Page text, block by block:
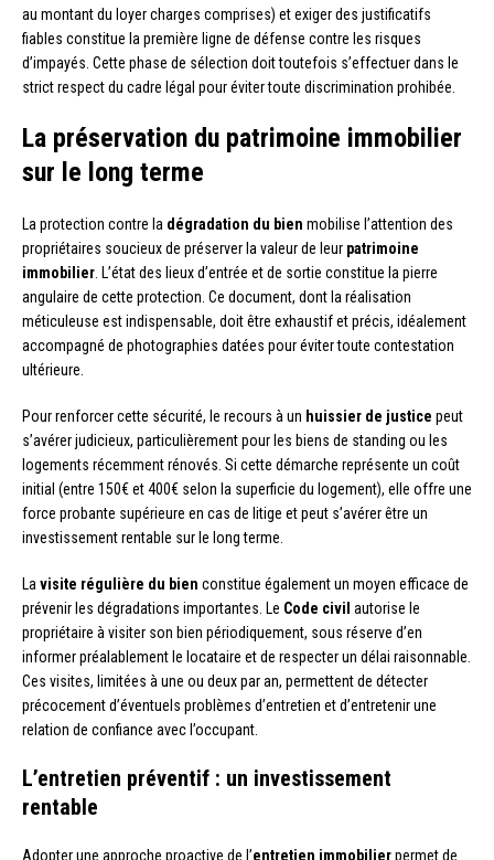
au montant du loyer charges comprises) et exiger des justificatifs
fiables constitue la première ligne de défense contre les risques
d’impayés. Cette phase de sélection doit toutefois s’effectuer dans le
strict respect du cadre légal pour éviter toute discrimination prohibée.
La préservation du patrimoine immobilier
sur le long terme
La protection contre la dégradation du bien mobilise l’attention des
propriétaires soucieux de préserver la valeur de leur patrimoine
immobilier . L’état des lieux d’entrée et de sortie constitue la pierre
angulaire de cette protection. Ce document, dont la réalisation
méticuleuse est indispensable, doit être exhaustif et précis, idéalement
accompagné de photographies datées pour éviter toute contestation
ultérieure.
Pour renforcer cette sécurité, le recours à un huissier de justice peut
s’avérer judicieux, particulièrement pour les biens de standing ou les
logements récemment rénovés. Si cette démarche représente un coût
initial (entre 150€ et 400€ selon la superficie du logement), elle offre une
force probante supérieure en cas de litige et peut s’avérer être un
investissement rentable sur le long terme.
La visite régulière du bien constitue également un moyen efficace de
prévenir les dégradations importantes. Le Code civil autorise le
propriétaire à visiter son bien périodiquement, sous réserve d’en
informer préalablement le locataire et de respecter un délai raisonnable.
Ces visites, limitées à une ou deux par an, permettent de détecter
précocement d’éventuels problèmes d’entretien et d’entretenir une
relation de confiance avec l’occupant.
L’entretien préventif : un investissement
rentable
Adopter une approche proactive de l’entretien immobilierpermet de